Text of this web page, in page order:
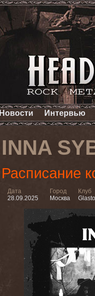
Новости Интервью
INNA
Расписание
Дата
28.09.2025
Город
Москва
Клуб